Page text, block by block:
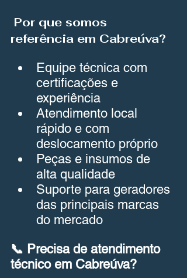
referência em Cabreúva?
Equipe técnica com
certificações e
experiência
Atendimento local
rápido e com
deslocamento próprio
Peças e insumos de
alta qualidade
Suporte para geradores
das principais marcas
do mercado
📞 Precisa de atendimento
técnico em Cabreúva?